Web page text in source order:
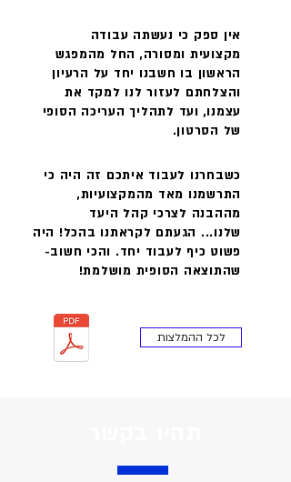
אין ספק כי נעשתה עבודה
מקצועית ומסורה, החל מהמפגש
הראשון בו חשבנו יחד על הרעיון
והצלחתם לעזור לנו למקד את
עצמנו, ועד לתהליך העריכה הסופי
של הסרטון.
כשבחרנו לעבוד איתכם זה היה כי
התרשמנו מאד מהמקצועיות,
מההבנה לצרכי קהל היעד
שלנו... הגעתם לקראתנו בהכל! היה
פשוט כיף לעבוד יחד. והכי חשוב-
שהתוצאה הסופית מושלמת!
לכל ההמלצות